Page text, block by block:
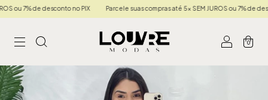
7% de desconto no PIX Parcele suas compras até 5x SEM JUROS ou 7% de
0